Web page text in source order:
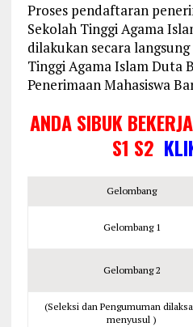
Proses pendaftaran
Sekolah Tinggi Agama
dilakukan secara
Tinggi Agama Islam Duta
Penerimaan Mahasiswa
ANDA SIBUK
S1 S2
Gelombang
Gelombang 1
Gelombang 2
(Seleksi dan Pengumuman
menyusul )